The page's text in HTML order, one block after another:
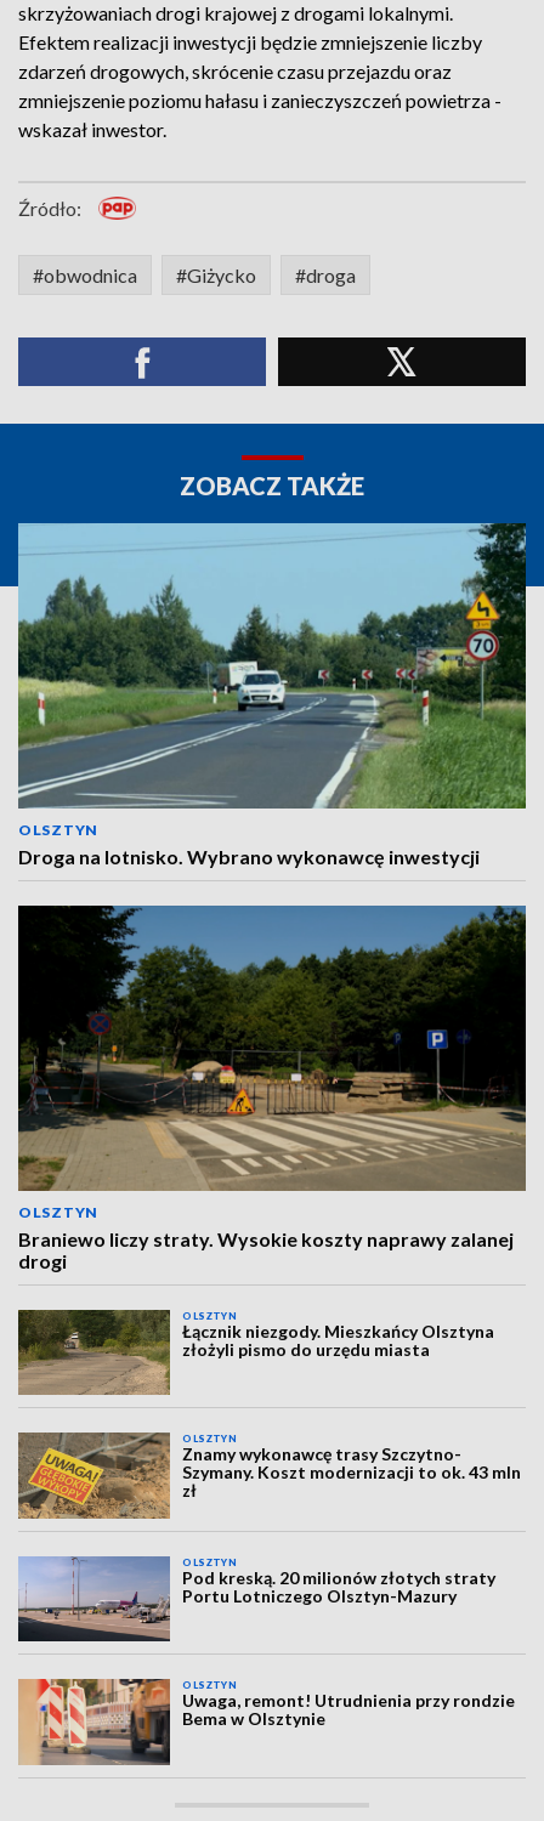
skrzyżowaniach drogi krajowej z drogami lokalnymi.
Efektem realizacji inwestycji będzie zmniejszenie liczby
zdarzeń drogowych, skrócenie czasu przejazdu oraz
zmniejszenie poziomu hałasu i zanieczyszczeń powietrza -
wskazał inwestor.
Źródło:
#obwodnica #Giżycko #droga
ZOBACZ TAKŻE
OLSZTYN
Droga na lotnisko. Wybrano wykonawcę inwestycji
OLSZTYN
Braniewo liczy straty. Wysokie koszty naprawy zalanej
drogi
OLSZTYN
Łącznik niezgody. Mieszkańcy Olsztyna
złożyli pismo do urzędu miasta
OLSZTYN
Znamy wykonawcę trasy Szczytno-
Szymany. Koszt modernizacji to ok. 43 mln
zł
OLSZTYN
Pod kreską. 20 milionów złotych straty
Portu Lotniczego Olsztyn-Mazury
OLSZTYN
Uwaga, remont! Utrudnienia przy rondzie
Bema w Olsztynie